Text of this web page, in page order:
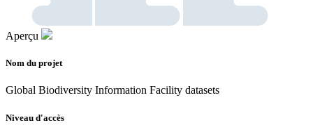
Aperçu
Nom du projet
Global Biodiversity Information Facility datasets
Niveau d'accès